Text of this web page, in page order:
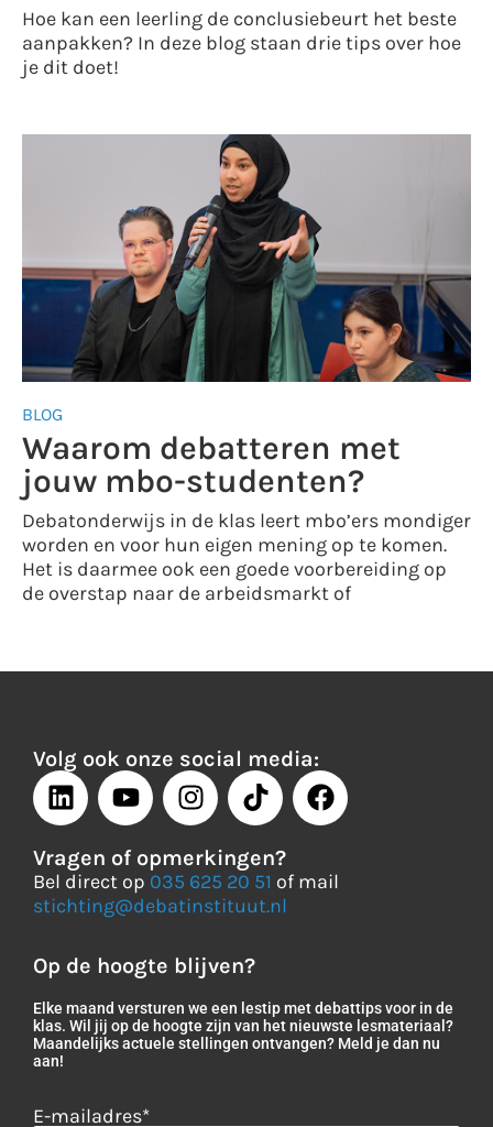
Hoe kan een leerling de conclusiebeurt het beste
aanpakken? In deze blog staan drie tips over hoe
je dit doet!
BLOG
Waarom debatteren met
jouw mbo-studenten?
Debatonderwijs in de klas leert mbo’ers mondiger
worden en voor hun eigen mening op te komen.
Het is daarmee ook een goede voorbereiding op
de overstap naar de arbeidsmarkt of
Volg ook onze social media:
Vragen of opmerkingen?
Bel direct op 035 625 20 51 of mail
stichting@debatinstituut.nl
Op de hoogte blijven?
Elke maand versturen we een lestip met debattips voor in de
klas. Wil jij op de hoogte zijn van het nieuwste lesmateriaal?
Maandelijks actuele stellingen ontvangen? Meld je dan nu
aan!
E-mailadres*